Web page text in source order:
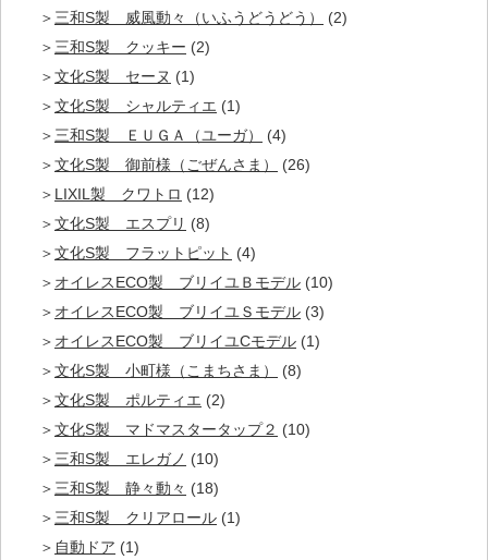
三和S製 威風動々（いふうどうどう）
(2)
三和S製 クッキー (2)
文化S製 セーヌ (1)
文化S製 シャルティエ (1)
三和S製 ＥＵＧＡ（ユーガ）
(4)
文化S製 御前様（ごぜんさま）
(26)
LIXIL製 クワトロ (12)
文化S製 エスプリ (8)
文化S製 フラットピット (4)
オイレスECO製 ブリイユＢモデル (10)
オイレスECO製 ブリイユＳモデル (3)
オイレスECO製 ブリイユCモデル (1)
文化S製 小町様（こまちさま）
(8)
文化S製 ポルティエ (2)
文化S製 マドマスタータップ２ (10)
三和S製 エレガノ (10)
三和S製 静々動々 (18)
三和S製 クリアロール (1)
自動ドア (1)